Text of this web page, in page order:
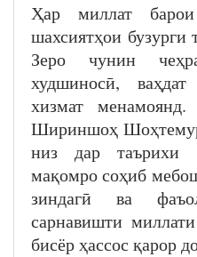
Ҳар миллат
шахсиятҳои бузурги
Зеро чунин
худшиносӣ,
хизмат
Шириншоҳ
низ дар таърихи
мақомро соҳиб
зиндагӣ ва
сарнавишти
бисёр ҳассос қарор